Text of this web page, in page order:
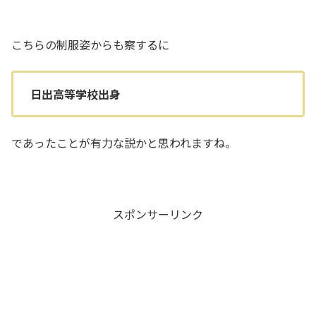
こちらの制服姿からも察するに
日出高等学校出身
であったことが有力な説かと思われますね。
スポンサーリンク